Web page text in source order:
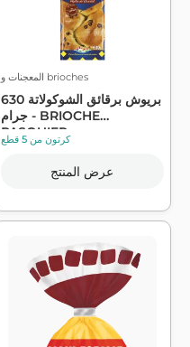
المعجنات و brioches
بريوش برقائق الشوكولاتة 630
جرام - BRIOCHE
PASQUIER
كرتون من 5 قطع
عرض المنتج